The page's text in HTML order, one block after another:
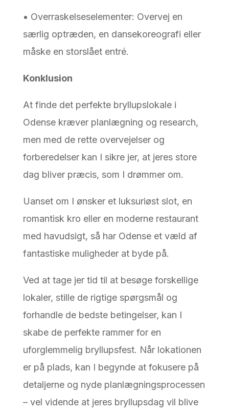
• Overraskelseselementer: Overvej en
særlig optræden, en dansekoreografi eller
måske en storslået entré.
Konklusion
At finde det perfekte bryllupslokale i
Odense kræver planlægning og research,
men med de rette overvejelser og
forberedelser kan I sikre jer, at jeres store
dag bliver præcis, som I drømmer om.
Uanset om I ønsker et luksuriøst slot, en
romantisk kro eller en moderne restaurant
med havudsigt, så har Odense et væld af
fantastiske muligheder at byde på.
Ved at tage jer tid til at besøge forskellige
lokaler, stille de rigtige spørgsmål og
forhandle de bedste betingelser, kan I
skabe de perfekte rammer for en
uforglemmelig bryllupsfest. Når lokationen
er på plads, kan I begynde at fokusere på
detaljerne og nyde planlægningsprocessen
– vel vidende at jeres bryllupsdag vil blive